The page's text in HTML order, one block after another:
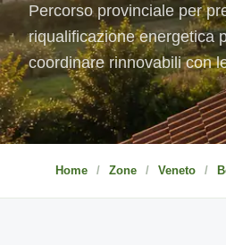
Percorso provinciale per
riqualificazione energetica
coordinare rinnovabili con
Home Zone Veneto